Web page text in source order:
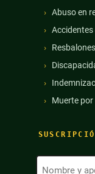
Abuso en
Muerte por